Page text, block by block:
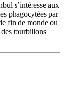
s’intéresse aux
phagocytées par
fin de monde ou
des tourbillons